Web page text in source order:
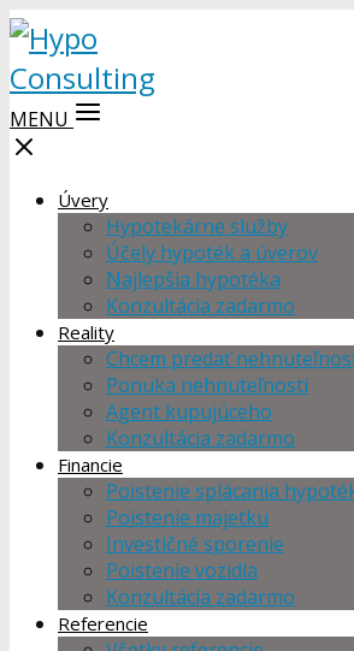
MENU
Úvery
Hypotekárne služby
Účely hypoték a úverov
Najlepšia hypotéka
Konzultácia zadarmo
Reality
Chcem predať
Ponuka nehnuteľností
Agent kupujúceho
Konzultácia zadarmo
Financie
Poistenie splácania
Poistenie majetku
Investičné sporenie
Poistenie vozidla
Konzultácia zadarmo
Referencie